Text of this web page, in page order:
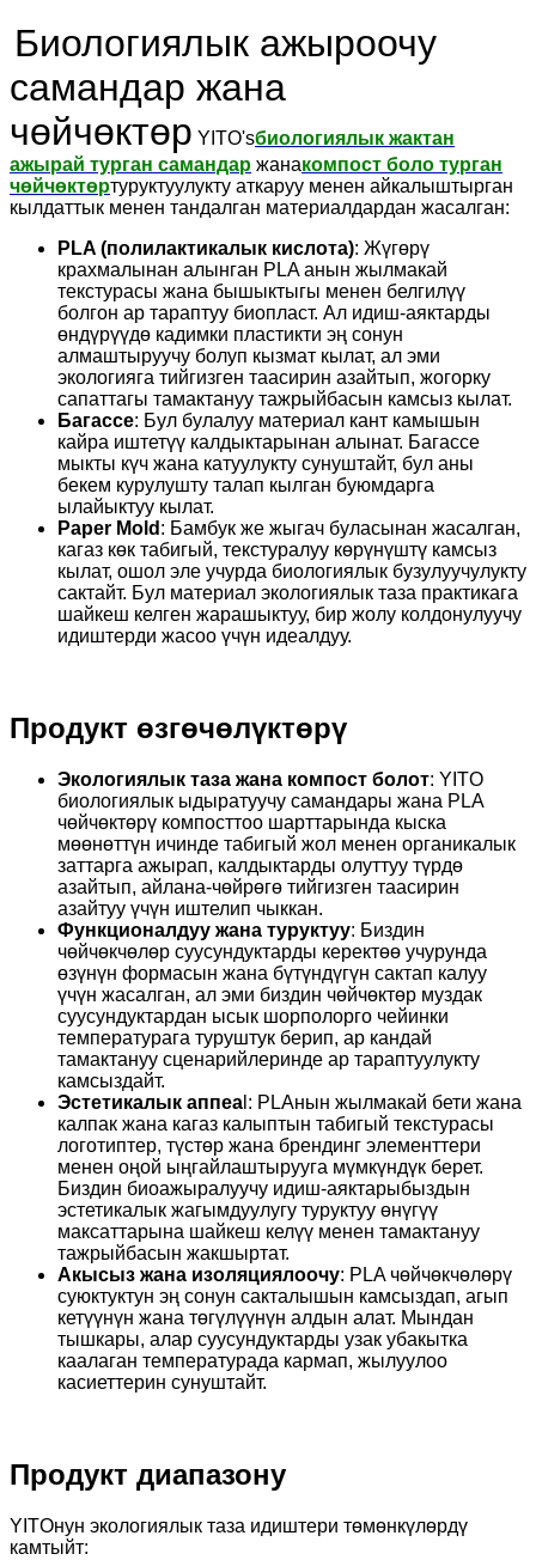
Биологиялык ажыроочу
самандар жана
чөйчөктөр YITO'sбиологиялык жактан
ажырай турган самандар жанакомпост боло турган
чөйчөктөртуруктуулукту аткаруу менен айкалыштырган
кылдаттык менен тандалган материалдардан жасалган:
PLA (полилактикалык кислота): Жүгөрү
крахмалынан алынган PLA анын жылмакай
текстурасы жана бышыктыгы менен белгилүү
болгон ар тараптуу биопласт. Ал идиш-аяктарды
өндүрүүдө кадимки пластикти эң сонун
алмаштыруучу болуп кызмат кылат, ал эми
экологияга тийгизген таасирин азайтып, жогорку
сапаттагы тамактануу тажрыйбасын камсыз кылат.
Багассе: Бул булалуу материал кант камышын
кайра иштетүү калдыктарынан алынат. Багассе
мыкты күч жана катуулукту сунуштайт, бул аны
бекем курулушту талап кылган буюмдарга
ылайыктуу кылат.
Paper Mold : Бамбук же жыгач буласынан жасалган,
кагаз көк табигый, текстуралуу көрүнүштү камсыз
кылат, ошол эле учурда биологиялык бузулуучулукту
сактайт. Бул материал экологиялык таза практикага
шайкеш келген жарашыктуу, бир жолу колдонулуучу
идиштерди жасоо үчүн идеалдуу.
Продукт өзгөчөлүктөрү
Экологиялык таза жана компост болот: YITO
биологиялык ыдыратуучу самандары жана PLA
чөйчөктөрү компосттоо шарттарында кыска
мөөнөттүн ичинде табигый жол менен органикалык
заттарга ажырап, калдыктарды олуттуу түрдө
азайтып, айлана-чөйрөгө тийгизген таасирин
азайтуу үчүн иштелип чыккан.
Функционалдуу жана туруктуу: Биздин
чөйчөкчөлөр суусундуктарды керектөө учурунда
өзүнүн формасын жана бүтүндүгүн сактап калуу
үчүн жасалган, ал эми биздин чөйчөктөр муздак
суусундуктардан ысык шорполорго чейинки
температурага туруштук берип, ар кандай
тамактануу сценарийлеринде ар тараптуулукту
камсыздайт.
Эстетикалык аппеа l: PLAнын жылмакай бети жана
калпак жана кагаз калыптын табигый текстурасы
логотиптер, түстөр жана брендинг элементтери
менен оңой ыңгайлаштырууга мүмкүндүк берет.
Биздин биоажыралуучу идиш-аяктарыбыздын
эстетикалык жагымдуулугу туруктуу өнүгүү
максаттарына шайкеш келүү менен тамактануу
тажрыйбасын жакшыртат.
Акысыз жана изоляциялоочу: PLA чөйчөкчөлөрү
суюктуктун эң сонун сакталышын камсыздап, агып
кетүүнүн жана төгүлүүнүн алдын алат. Мындан
тышкары, алар суусундуктарды узак убакытка
каалаган температурада кармап, жылуулоо
касиеттерин сунуштайт.
Продукт диапазону
YITOнун экологиялык таза идиштери төмөнкүлөрдү
камтыйт: